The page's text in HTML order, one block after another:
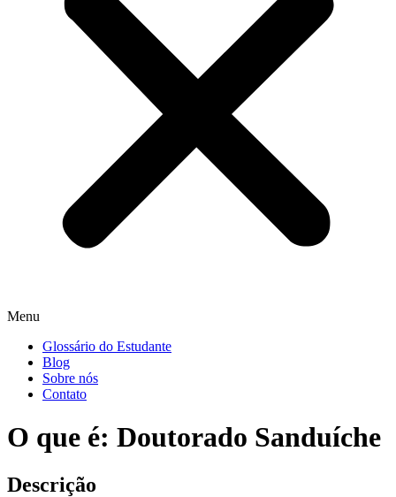
Menu
Glossário do Estudante
Blog
Sobre nós
Contato
O que é: Doutorado Sanduíche
Descrição